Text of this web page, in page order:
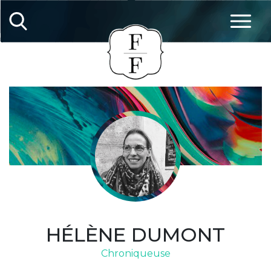
HÉLÈNE DUMONT
Chroniqueuse